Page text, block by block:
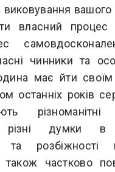
виковування
власний процес
чинники та
має йти
останніх років
різноманітні
різні думки в
та
частково